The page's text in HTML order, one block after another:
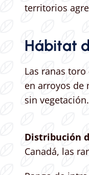
territorios
Hábitat
Las ranas
en arroyos de
sin vegetación.
Distribución
Canadá, las